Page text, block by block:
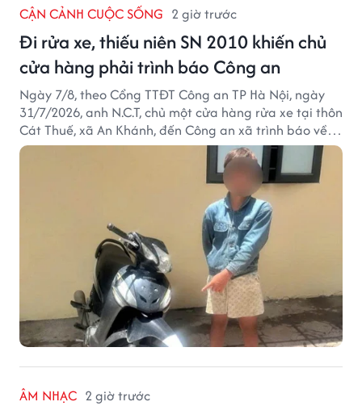
CẬN CẢNH CUỘC SỐNG 2 giờ trước
Đi rửa xe, thiếu niên SN 2010 khiến chủ
cửa hàng phải trình báo Công an
Ngày 7/8, theo Cổng TTĐT Công an TP Hà Nội, ngày
31/7/2026, anh N.C.T, chủ một cửa hàng rửa xe tại thôn
Cát Thuế, xã An Khánh, đến Công an xã trình báo về
việc bị mất trộm chiếc xe máy Honda Wave. Trong cốp
xe còn có nhiều giấy tờ cá nhân và khoảng 1,2 triệu
ÂM NHẠC 2 giờ trước